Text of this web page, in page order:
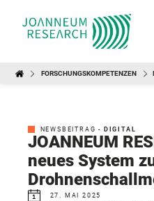
FORSCHUNGSKOMPETENZEN
NEWSBEITRAG - DIGITAL
JOANNEUM
neues System
27. MAI 2025